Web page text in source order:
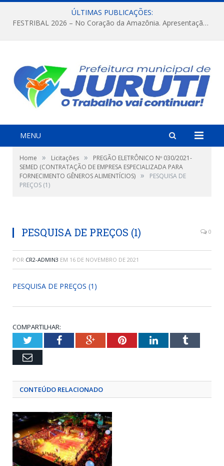
ÚLTIMAS PUBLICAÇÕES:
FESTRIBAL 2026 – No Coração da Amazônia. Apresentação da Munduruku.
MENU
Home » Licitações »
PREGÃO ELETRÔNICO Nº 030/2021-
SEMED (CONTRATAÇÃO DE EMPRESA ESPECIALIZADA PARA
FORNECIMENTO GÊNEROS ALIMENTÍCIOS) »
PESQUISA DE
PREÇOS (1)
PESQUISA DE PREÇOS (1) 0
POR CR2-ADMIN3 EM 16 DE NOVEMBRO DE 2021
PESQUISA DE PREÇOS (1)
COMPARTILHAR:
TwitterFacebookGoogle+PinterestLinkedInTumblr
Email
CONTEÚDO RELACIONADO